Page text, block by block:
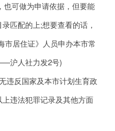
也可做为申请依据，但要能
匹配的上;想要查看的话，
市居住证》人员申办本市常
沪人社力发2号)
违反国家及本市计划生育政
违法犯罪记录及其他方面